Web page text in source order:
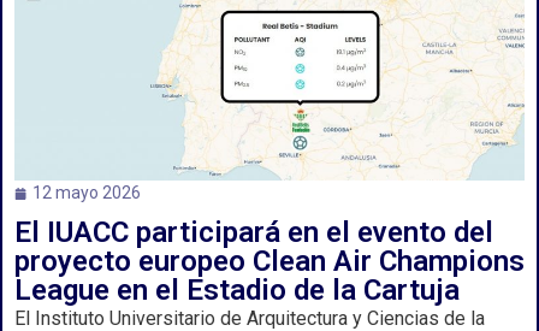
12 mayo 2026
El IUACC participará en el evento del
proyecto europeo Clean Air Champions
League en el Estadio de la Cartuja
El Instituto Universitario de Arquitectura y Ciencias de la